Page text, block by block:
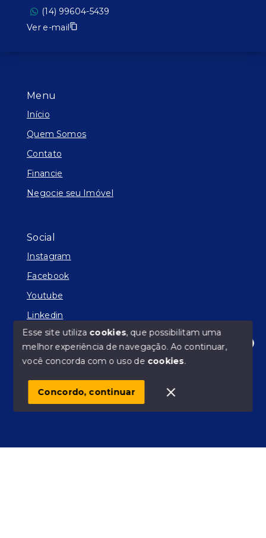
Olá! Estamos disponíveis para te ajudar.
Menu
Início
Quem Somos
Contato
Financie
Negocie seu Imóvel
Social
Instagram
Facebook
Youtube
Linkedin
© Copyright 2026 - Facilitador de Sonhos - Todos os
SITE PARA IMOBILIARIA
(14) 99604-5439
Ver e-mail
Esse site utiliza cookies, que possibilitam uma
melhor experiência de navegação.Ao continuar,
você concorda com o uso de cookies.
Concordo, continuar